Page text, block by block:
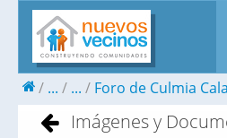
... ... Foro de Culmia
Imágenes y